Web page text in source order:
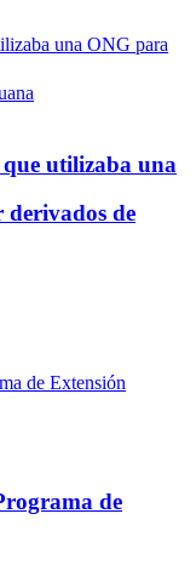
utilizaba una
de
de